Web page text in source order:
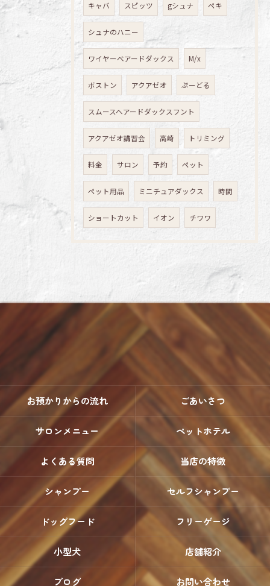
キャバ スピッツ gシュナ ペキ
シュナのハニー
ワイヤーベアードダックス M/x
ボストン アクアゼオ ぷーどる
スムースヘアードダックスフント
アクアゼオ講習会 高崎 トリミング
料金 サロン 予約 ペット
ペット用品 ミニチュアダックス 時間
ショートカット イオン チワワ
お預かりからの流れ ごあいさつ
サロンメニュー ペットホテル
よくある質問 当店の特徴
シャンプー セルフシャンプー
ドッグフード フリーゲージ
小型犬 店舗紹介
ブログ お問い合わせ